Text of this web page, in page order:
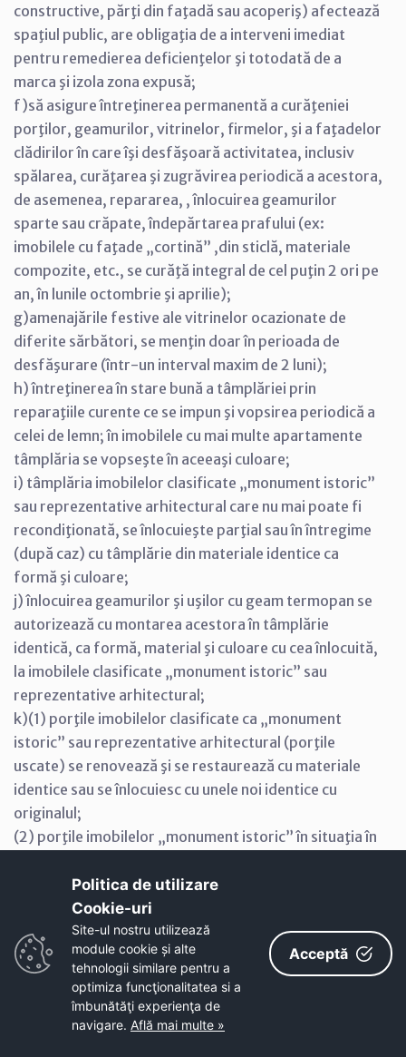
constructive, părţi din faţadă sau acoperiş) afectează
spaţiul public, are obligaţia de a interveni imediat
pentru remedierea deficienţelor şi totodată de a
marca şi izola zona expusă;
f)să asigure întreţinerea permanentă a curăţeniei
porţilor, geamurilor, vitrinelor, firmelor, şi a faţadelor
clădirilor în care îşi desfăşoară activitatea, inclusiv
spălarea, curăţarea şi zugrăvirea periodică a acestora,
de asemenea, repararea, , înlocuirea geamurilor
sparte sau crăpate, îndepărtarea prafului (ex:
imobilele cu faţade „cortină” ,din sticlă, materiale
compozite, etc., se curăţă integral de cel puţin 2 ori pe
an, în lunile octombrie şi aprilie);
g)amenajările festive ale vitrinelor ocazionate de
diferite sărbători, se menţin doar în perioada de
desfăşurare (într-un interval maxim de 2 luni);
h) întreţinerea în stare bună a tâmplăriei prin
reparaţiile curente ce se impun şi vopsirea periodică a
celei de lemn; în imobilele cu mai multe apartamente
tâmplăria se vopseşte în aceeaşi culoare;
i) tâmplăria imobilelor clasificate „monument istoric”
sau reprezentative arhitectural care nu mai poate fi
recondiţionată, se înlocuieşte parţial sau în întregime
(după caz) cu tâmplărie din materiale identice ca
formă şi culoare;
j) înlocuirea geamurilor şi uşilor cu geam termopan se
autorizează cu montarea acestora în tâmplărie
identică, ca formă, material şi culoare cu cea înlocuită,
la imobilele clasificate „monument istoric” sau
reprezentative arhitectural;
k)(1) porţile imobilelor clasificate ca „monument
istoric” sau reprezentative arhitectural (porţile
uscate) se renovează şi se restaurează cu materiale
identice sau se înlocuiesc cu unele noi identice cu
originalul;
(2) porţile imobilelor „monument istoric” în situaţia în
noi, păstrându-se aceeaşi formă, material şi
ornamente
l) lucrările de reconstruire, consolidare, transformare,
extindere, desfiinţare se efectuează pe baza
proiectului tehnic întocmit de persoane autorizate şi
pe baza autorizaţiei de construire, cu respectarea
Legii nr. 50/1991 privind autorizarea executării
Politica de utilizare
Cookie-uri‎
Site-ul nostru utilizează
module cookie și alte
tehnologii similare pentru a
optimiza funcţionalitatea si a
îmbunătăţi experienţa de
navigare. Află mai multe »
Acceptă